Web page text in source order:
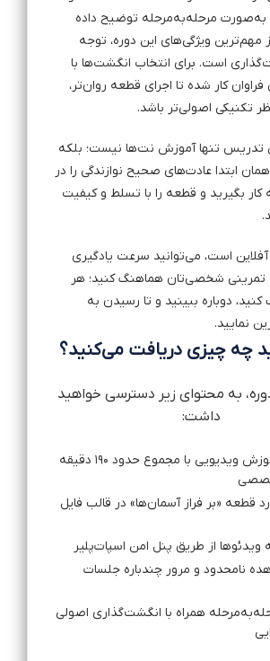
مرحله‌به‌مرحله توضیح داده
مهم‌ترین ویژگی‌های این دوره، توجه
است. برای انتخاب انگشت‌ها با
کار شده تا اجرای قطعه روان‌تر،
تکنیکی اصولی‌تر باشد.
تنها آموزش نت‌ها نیست؛ بلکه
ابتدا عادت‌های صحیح نوازندگی را در
کار بگیرید و قطعه را با تسلط و کیفیت
آفلاین است، می‌توانید سرعت یادگیری
تمرینی شخصی‌تان هماهنگ کنید؛ هر
دوباره ببینید و تا رسیدن به
نمایید.
چه چیزی دریافت می‌کنید؟
به محتوای زیر دسترسی خواهید
داشت:
۱۰ بخش آموزش ویدیویی با مجموع حدود ۱۹۰ دقیقه
قطعه «بر فراز آسمان‌ها» در قالب فایل
از طریق پنل امن اسپات‌پلیر
نامحدود و مرور چندباره جلسات
همراه با انگشت‌گذاری اصولی